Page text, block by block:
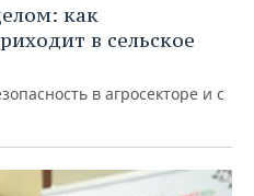
как
в сельское
в агросекторе и с